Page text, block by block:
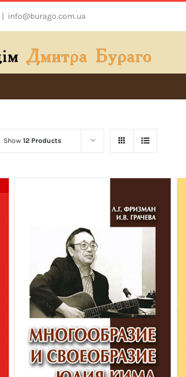
| info@burago.com.ua
Show 12 Products